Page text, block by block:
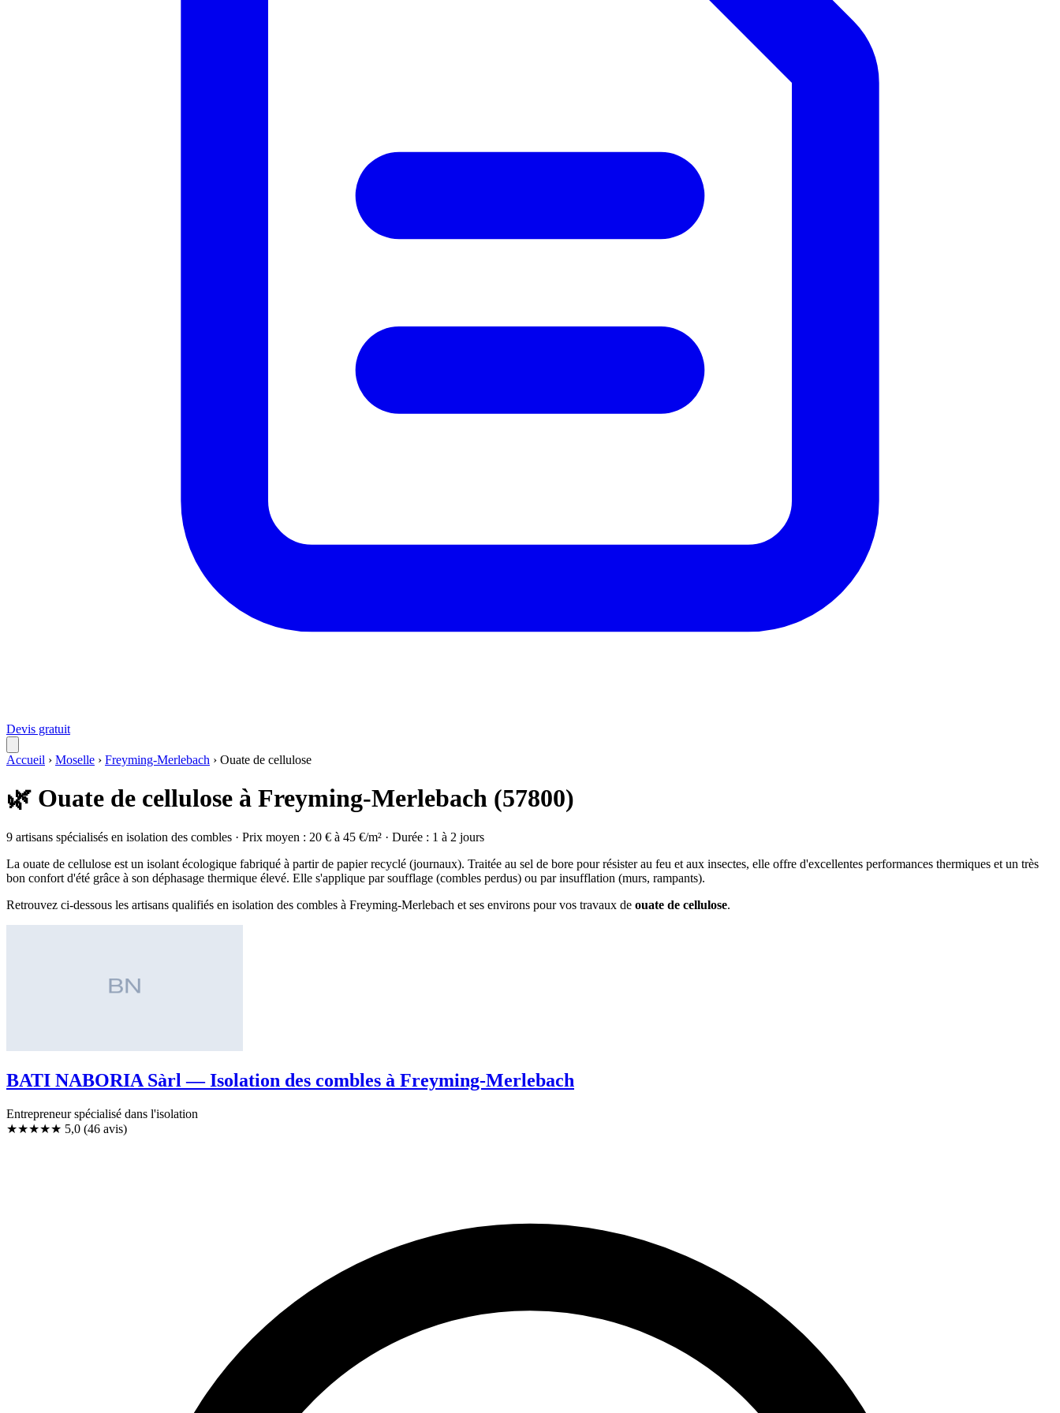
Devis gratuit
Accueil › Moselle › Freyming-Merlebach › Ouate de cellulose
🌿 Ouate de cellulose à Freyming-Merlebach (57800)
9 artisans spécialisés en isolation des combles · Prix moyen : 20 € à 45 €/m² · Durée : 1 à 2 jours
La ouate de cellulose est un isolant écologique fabriqué à partir de papier recyclé (journaux). Traitée au sel de bore pour résister au feu et aux insectes, elle offre d'excellentes performances thermiques et un très
bon confort d'été grâce à son déphasage thermique élevé. Elle s'applique par soufflage (combles perdus) ou par insufflation (murs, rampants).
Retrouvez ci-dessous les artisans qualifiés en isolation des combles à Freyming-Merlebach et ses environs pour vos travaux de ouate de cellulose.
BATI NABORIA Sàrl — Isolation des combles à Freyming-Merlebach
Entrepreneur spécialisé dans l'isolation
★★★★★ 5,0 (46 avis)